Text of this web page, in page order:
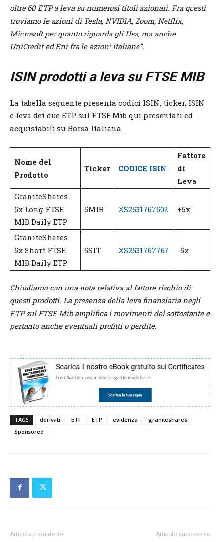
oltre 60 ETP a leva su numerosi titoli azionari. Fra questi
troviamo le azioni di Tesla, NVIDIA, Zoom, Netflix,
Microsoft per quanto riguarda gli Usa, ma anche
UniCredit ed Eni fra le azioni italiane”.
ISIN prodotti a leva su FTSE MIB
La tabella seguente presenta codici ISIN, ticker, ISIN
e leva dei due ETP sul FTSE Mib qui presentati ed
acquistabili su Borsa Italiana.
Nome del
Prodotto
Ticker CODICE ISIN
Fattore
di
Leva
GraniteShares
5x Long FTSE
MIB Daily ETP
5MIB XS2531767502 +5x
GraniteShares
5x Short FTSE
MIB Daily ETP
5SIT XS2531767767 -5x
Chiudiamo con una nota relativa al fattore rischio di
questi prodotti. La presenza della leva finanziaria negli
ETP sul FTSE Mib amplifica i movimenti del sottostante e
pertanto anche eventuali profitti o perdite.
TAGS derivati ETF ETP evidenza
graniteshares
Sponsored
Articolo precedente Articolo successivo